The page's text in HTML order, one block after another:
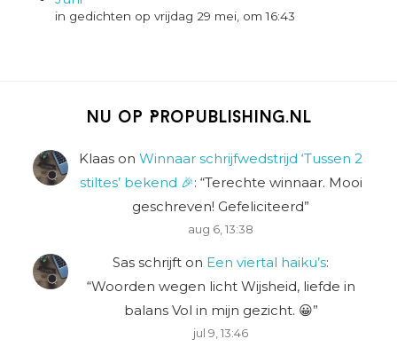
in gedichten op vrijdag 29 mei, om 16:43
Nu op Propublishing.nl
Klaas on Winnaar schrijfwedstrijd ‘Tussen 2
stiltes’ bekend 🎉: “Terechte winnaar. Mooi
geschreven! Gefeliciteerd”
aug 6, 13:38
Sas schrijft on Een viertal haiku’s:
“Woorden wegen licht Wijsheid, liefde in
balans Vol in mijn gezicht. 😀”
jul 9, 13:46